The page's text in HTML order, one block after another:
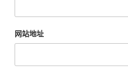
网站地址